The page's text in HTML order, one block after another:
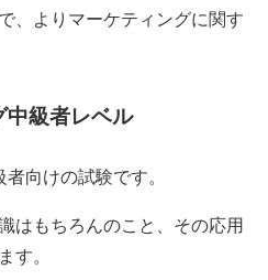
、よりマーケティングに関す
中級者レベル
向けの試験です。
はもちろんのこと、その応用
す。